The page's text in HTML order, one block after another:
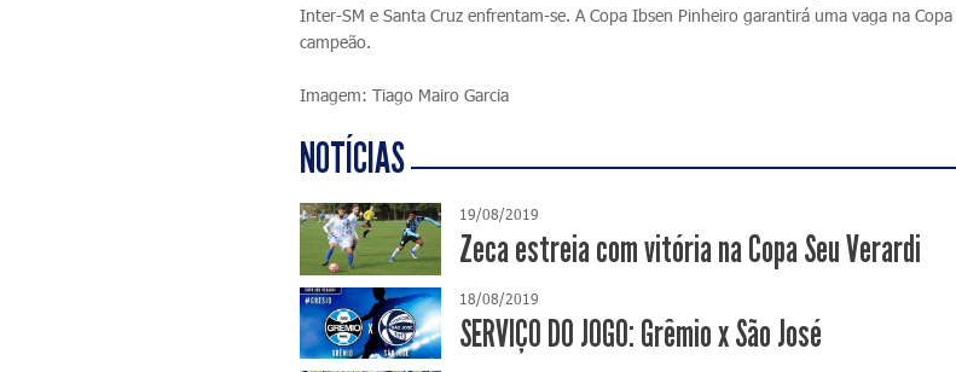
Inter-SM e Santa Cruz enfrentam-se. A Copa Ibsen Pinheiro garantirá uma vaga na
campeão.
Imagem: Tiago Mairo Garcia
NOTÍCIAS
19/08/2019
Zeca estreia com vitória na Copa Seu Verardi
18/08/2019
SERVIÇO DO JOGO: Grêmio x São José